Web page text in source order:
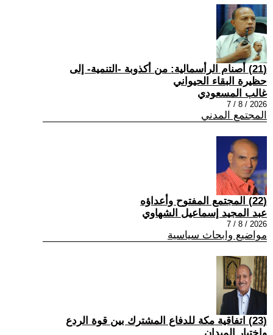
(21) أصنام الرأسمالية: من أكذوبة -التنمية- إلى
حظيرة البقاء الحيواني
غالب المسعودي
2026 / 8 / 7
المجتمع المدني
(22) المجتمع المفتوح وأعداؤه
عبد المجيد إسماعيل الشهاوي
2026 / 8 / 7
مواضيع وابحاث سياسية
(23) اتفاقية مكة للدفاع المشترك بين قوة الردع